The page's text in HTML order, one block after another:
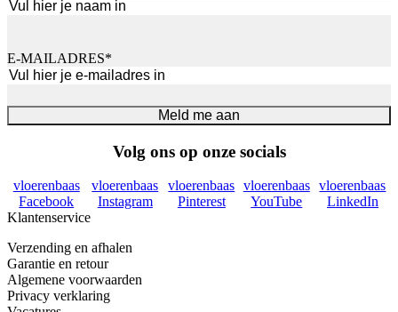
E-MAILADRES*
Meld me aan
Volg ons op onze socials
vloerenbaas
Facebook
vloerenbaas
Instagram
vloerenbaas
Pinterest
vloerenbaas
YouTube
vloerenbaas
LinkedIn
Klantenservice
Verzending en afhalen
Garantie en retour
Algemene voorwaarden
Privacy verklaring